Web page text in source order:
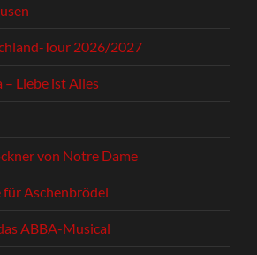
Tour 2026/2027
– Liebe ist Alles
von Notre Dame
für Aschenbrödel
ABBA-Musical